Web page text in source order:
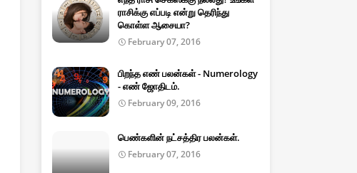
ராசிக்கு எப்படி என்று தெரிந்து
கொள்ள ஆசையா?
February 07, 2016
பிறந்த எண் பலன்கள் - Numerology
- எண் ஜோதிடம்.
February 09, 2016
பெண்களின் நட்சத்திர பலன்கள்.
February 07, 2016